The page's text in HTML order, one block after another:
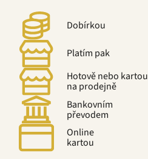
Dobírkou
Platím pak
Hotově nebo kartou
na prodejně
Bankovním
převodem
Online
kartou